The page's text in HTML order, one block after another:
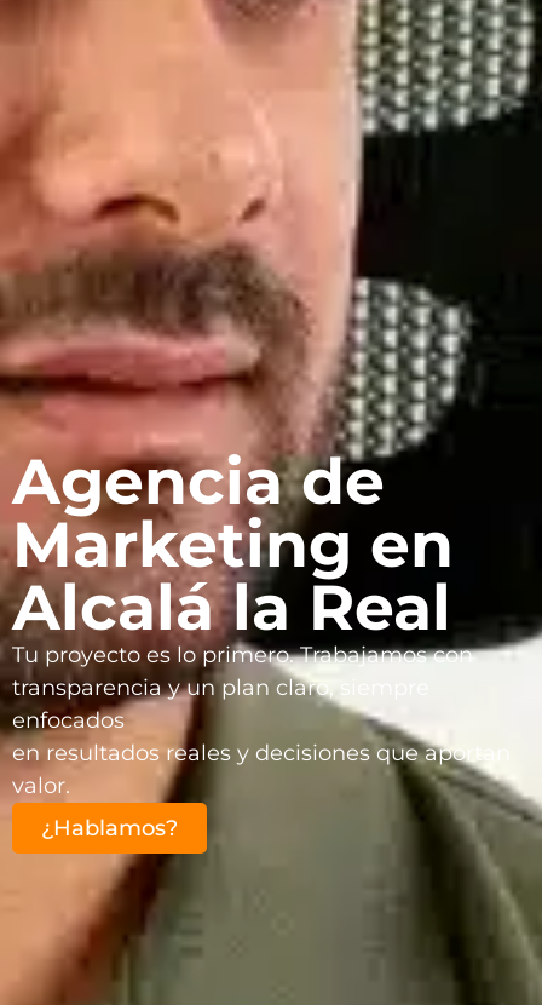
Agencia de
Marketing en
Alcalá la Real
Tu proyecto es lo primero. Trabajamos con
transparencia y un plan claro, siempre
enfocados
en resultados reales y decisiones que aportan
valor.
¿Hablamos?